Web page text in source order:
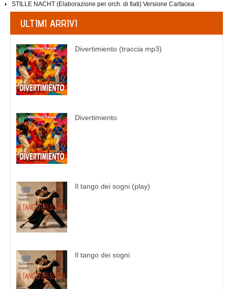
STILLE NACHT (Elaborazione per orch. di fiati) Versione Cartacea
ULTIMI ARRIVI
Divertimiento (traccia mp3)
Divertimiento
Il tango dei sogni (play)
Il tango dei sogni